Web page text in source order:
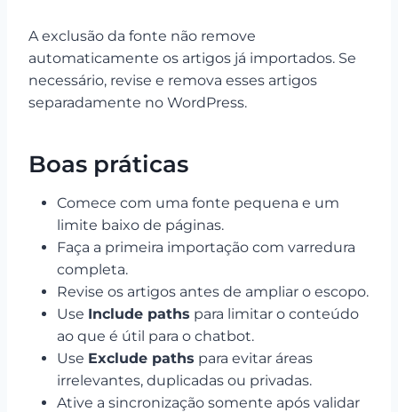
A exclusão da fonte não remove
automaticamente os artigos já importados. Se
necessário, revise e remova esses artigos
separadamente no WordPress.
Boas práticas
Comece com uma fonte pequena e um
limite baixo de páginas.
Faça a primeira importação com varredura
completa.
Revise os artigos antes de ampliar o escopo.
Use Include paths para limitar o conteúdo
ao que é útil para o chatbot.
Use Exclude paths para evitar áreas
irrelevantes, duplicadas ou privadas.
Ative a sincronização somente após validar